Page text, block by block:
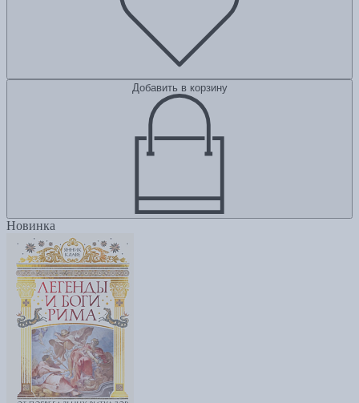
Добавить в корзину
Новинка